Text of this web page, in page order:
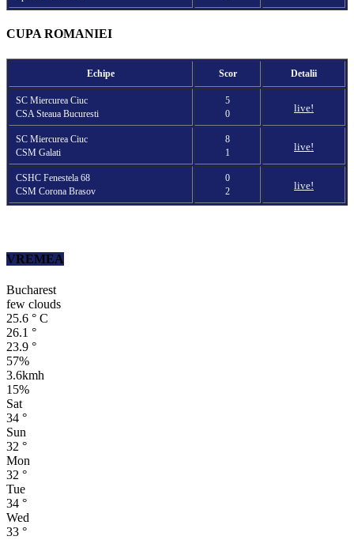
CUPA ROMANIEI
Echipe Scor Detalii
SC Miercurea Ciuc
CSA Steaua Bucuresti
5
0
live!
SC Miercurea Ciuc
CSM Galati
8
1
live!
CSHC Fenestela 68
CSM Corona Brasov
0
2
live!
VREMEA
Bucharest
few clouds
25.6 ° C
26.1 °
23.9 °
57%
3.6kmh
15%
Sat
34 °
Sun
32 °
Mon
32 °
Tue
34 °
Wed
33 °